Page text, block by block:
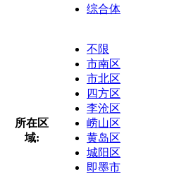
综合体
所在区
域:
不限
市南区
市北区
四方区
李沧区
崂山区
黄岛区
城阳区
即墨市